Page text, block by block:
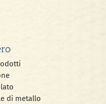
di metallo